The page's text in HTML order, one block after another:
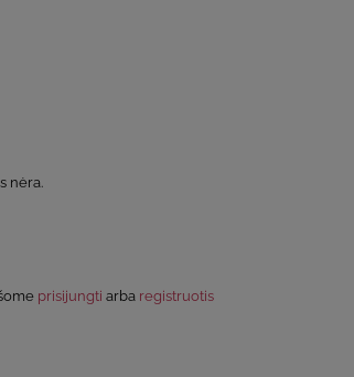
nėra.
prisijungti arba registruotis